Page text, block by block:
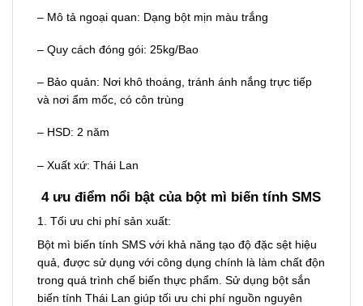
– Mô tả ngoại quan: Dạng bột mịn màu trắng
– Quy cách đóng gói: 25kg/Bao
– Bảo quản: Nơi khô thoáng, tránh ánh nắng trực tiếp
và nơi ẩm mốc, có côn trùng
– HSD: 2 năm
– Xuất xứ: Thái Lan
4 ưu điểm nổi bật của bột mì biến tính SMS
1. Tối ưu chi phí sản xuất:
Bột mì biến tính SMS với khả năng tạo độ đặc sệt hiệu
quả, được sử dụng với công dụng chính là làm chất độn
trong quá trình chế biến thực phẩm. Sử dụng bột sắn
biến tính Thái Lan giúp tối ưu chi phí nguồn nguyên